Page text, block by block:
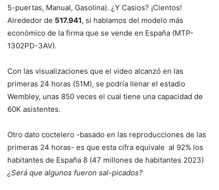
5-puertas, Manual, Gasolina). ¿Y Casios? ¡Cientos!
Alrededor de 517.941, si hablamos del modelo más
económico de la firma que se vende en España (MTP-
1302PD-3AV).
Con las visualizaciones que el video alcanzó en las
primeras 24 horas (51M), se podría llenar el estadio
Wembley, unas 850 veces el cual tiene una capacidad de
60K asistentes.
Otro dato coctelero -basado en las reproducciones de las
primeras 24 horas- es que esta cifra equivale al 92% los
habitantes de España 8 (47 millones de habitantes 2023)
¿Será que algunos fueron sal-picados?